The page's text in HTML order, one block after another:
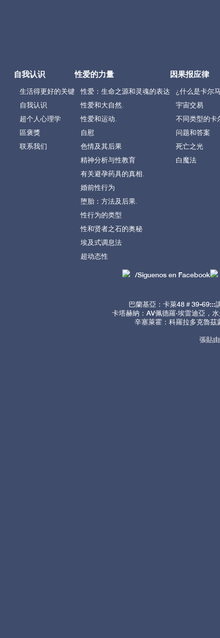
自我认识
生活得更好的关键
自我认识
超个人心理学
區褒獎
联系我们
性爱的力量
性爱：生命之源和灵魂的表达
性爱和大自然.
性爱和运动.
自慰
色情及其后果
精神分析与性教育
有关避孕药具的真相.
婚前性行为
堕胎：方法及后果.
性行为的类型
性和贤者之石的奥秘
埃及式调息法
超动态性
因果报应律
¿什么是卡尔
宇宙交易
不同类型的卡
问题和答案
死亡之光
白魔法
/Siguenos en Facebook
巴蘭基亞：卡萊48＃39-69:::
卡塔赫納：AV佩德羅·埃雷迪亞，
辛塞萊霍：科羅拉多克魯
張貼